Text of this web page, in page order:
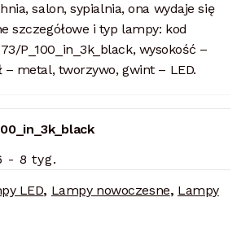
salon, sypialnia, ona wydaje się
szczegółowe i typ lampy: kod
P_100_in_3k_black, wysokość –
– metal, tworzywo, gwint – LED.
- 8 tyg.
LED, Lampy nowoczesne, Lampy